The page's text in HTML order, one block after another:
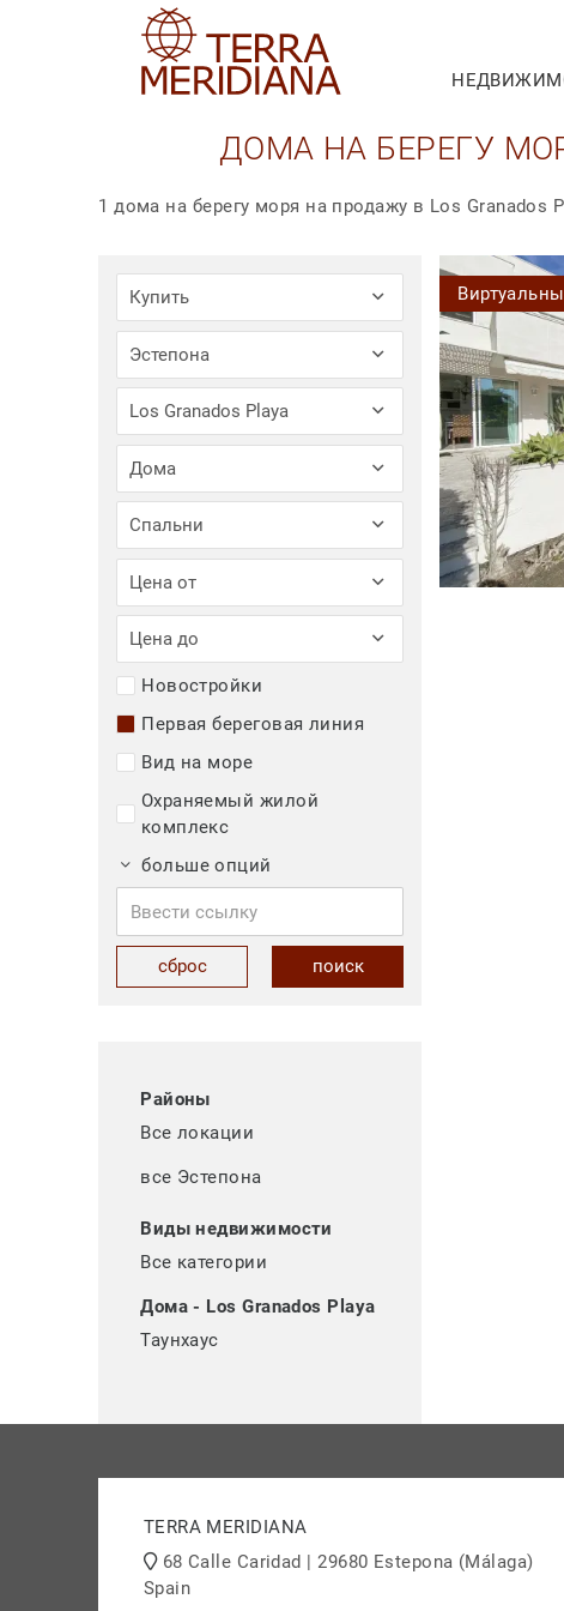
ДОМА НА БЕРЕГУ
1 дома на берегу моря на продажу в Los Granados
Купить
Эстепона
Los Granados Playa
Дома
Спальни
Цена от
Цена до
Новостройки
Первая береговая линия
Вид на море
Охраняемый жилой
комплекс
больше опций
поиск
сброс
Районы
Все локации
все Эстепона
Виды недвижимости
Все категории
Дома - Los Granados Playa
Таунхаус
TERRA MERIDIANA
68 Calle Caridad | 29680 Estepona (Málaga)
Spain